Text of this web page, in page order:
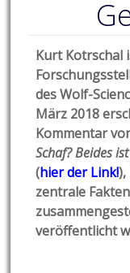
Kurt Kotrschal
des Wolf-
März 2018
Kommentar
Schaf? Beides
(hier der Link!
zentrale
veröffentlicht